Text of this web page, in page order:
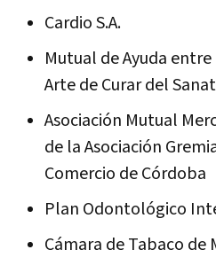
Cardio S.A.
Mutual de Ayuda
Arte de Curar del
Asociación Mutual
de la Asociación
Comercio de Córdoba
Plan Odontológico
Cámara de Tabaco de